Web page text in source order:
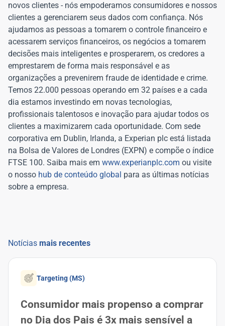
novos clientes - nós empoderamos consumidores e nossos
clientes a gerenciarem seus dados com confiança. Nós
ajudamos as pessoas a tomarem o controle financeiro e
acessarem serviços financeiros, os negócios a tomarem
decisões mais inteligentes e prosperarem, os credores a
emprestarem de forma mais responsável e as
organizações a prevenirem fraude de identidade e crime.
Temos 22.000 pessoas operando em 32 países e a cada
dia estamos investindo em novas tecnologias,
profissionais talentosos e inovação para ajudar todos os
clientes a maximizarem cada oportunidade. Com sede
corporativa em Dublin, Irlanda, a Experian plc está listada
na Bolsa de Valores de Londres (EXPN) e compõe o índice
FTSE 100. Saiba mais em www.experianplc.com ou visite
o nosso hub de conteúdo global para as últimas notícias
sobre a empresa.
Notícias mais recentes
Targeting (MS)
Consumidor mais propenso a comprar
no Dia dos Pais é 3x mais sensível a